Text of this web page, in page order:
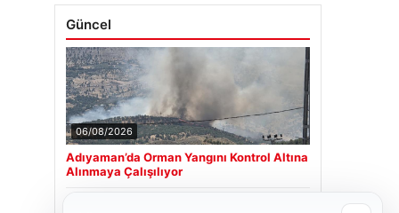
Güncel
06/08/2026
Adıyaman’da Orman Yangını Kontrol Altına
Alınmaya Çalışılıyor